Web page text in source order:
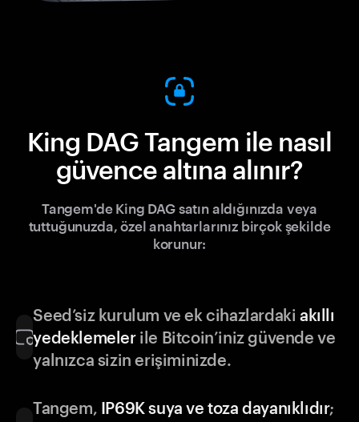
King DAG Tangem ile nasıl
güvence altına alınır?
Tangem'de King DAG satın aldığınızda veya
tuttuğunuzda, özel anahtarlarınız birçok şekilde
korunur:
Seed’siz kurulum ve ek cihazlardakiakıllı
yedeklemelerile Bitcoin’iniz güvende ve
yalnızca sizin erişiminizde.
Tangem, IP69K suya ve toza dayanıklıdır;